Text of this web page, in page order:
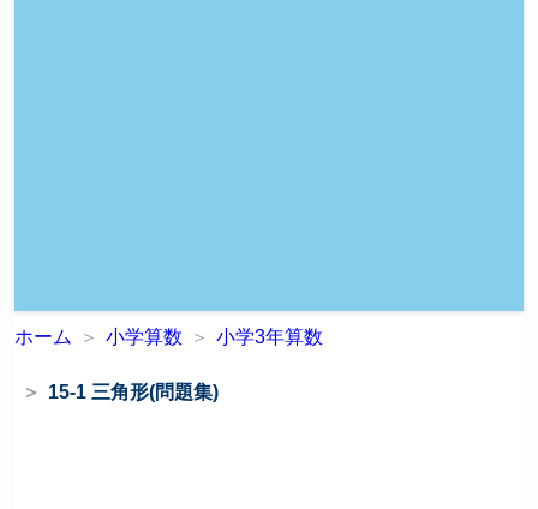
ホーム 小学算数 小学3年算数
15-1 三角形(問題集)